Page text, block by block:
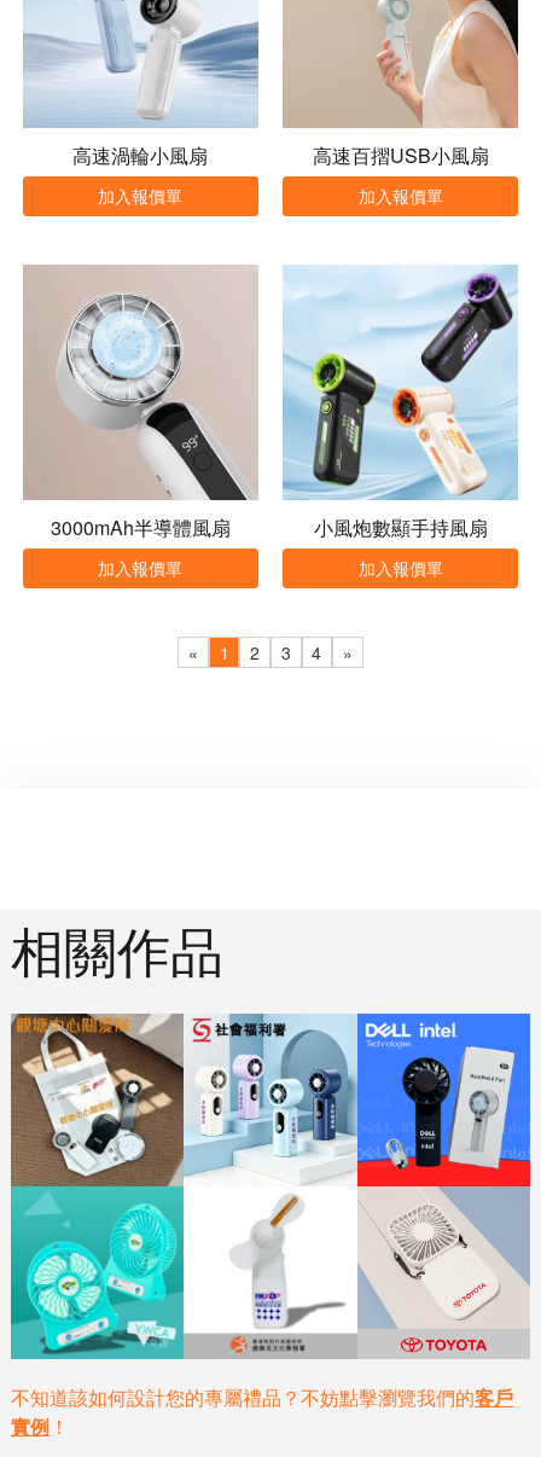
高速渦輪小風扇
加入報價單
高速百摺USB小風扇
加入報價單
3000mAh半導體風扇
加入報價單
小風炮數顯手持風扇
加入報價單
« 1 2 3 4 »
相關作品
不知道該如何設計您的專屬禮品？不妨點擊瀏覽我們的客戶
實例！